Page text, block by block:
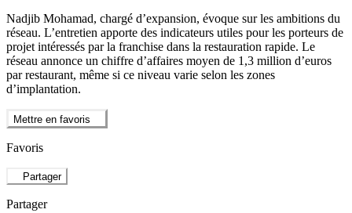
Nadjib Mohamad, chargé d’expansion, évoque sur les ambitions du
réseau. L’entretien apporte des indicateurs utiles pour les porteurs de
projet intéressés par la franchise dans la restauration rapide. Le
réseau annonce un chiffre d’affaires moyen de 1,3 million d’euros
par restaurant, même si ce niveau varie selon les zones
d’implantation.
Mettre en favoris
Favoris
Partager
Partager